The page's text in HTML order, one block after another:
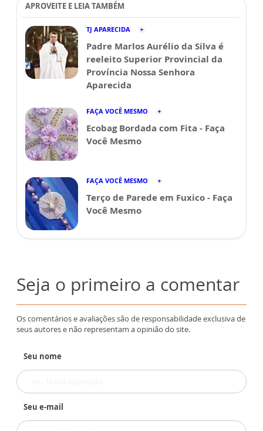
APROVEITE E LEIA TAMBÉM
TJ APARECIDA
Padre Marlos Aurélio da Silva é
reeleito Superior Provincial da
Província Nossa Senhora
Aparecida
FAÇA VOCÊ MESMO
Ecobag Bordada com Fita - Faça
Você Mesmo
FAÇA VOCÊ MESMO
Terço de Parede em Fuxico - Faça
Você Mesmo
Seja o primeiro a comentar
Os comentários e avaliações são de responsabilidade exclusiva de
seus autores e não representam a opinião do site.
Seu nome
Seu e-mail